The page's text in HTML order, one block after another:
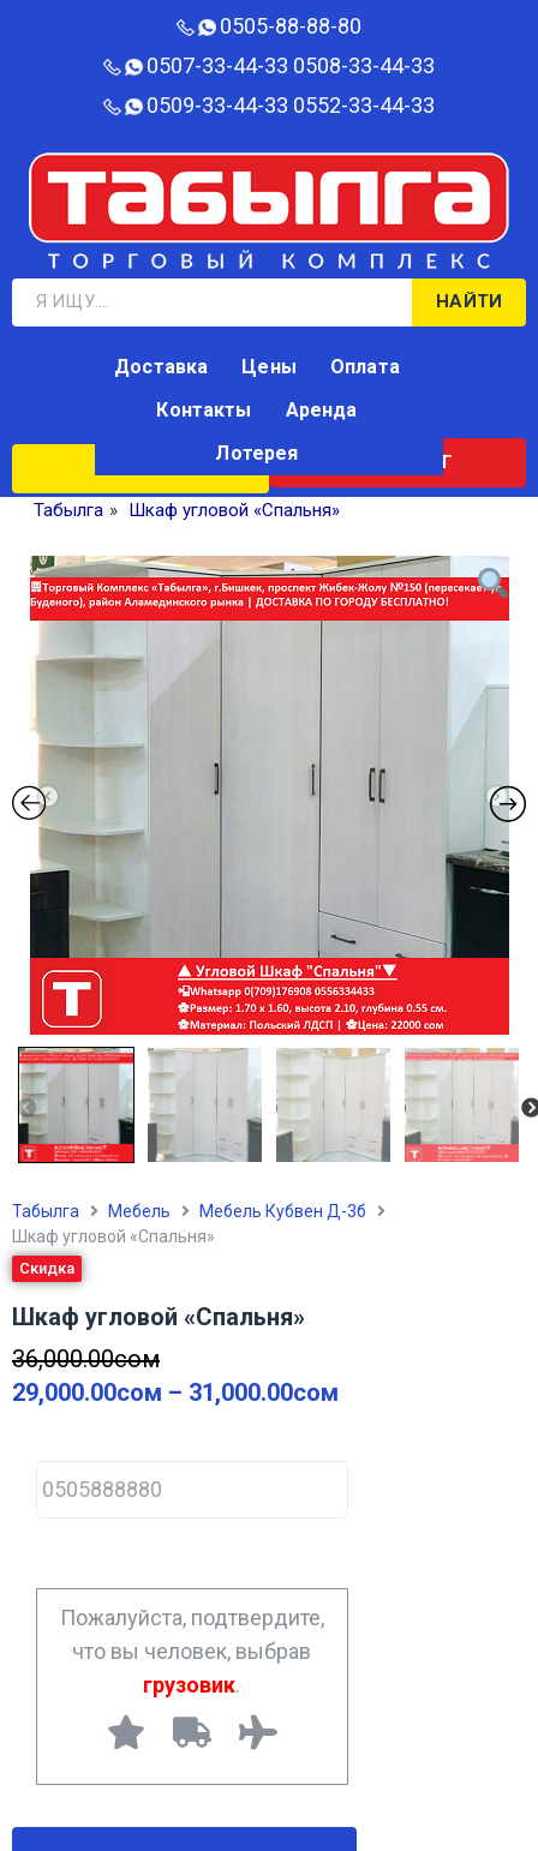
0505-88-88-80‬
0507-33-44-33 0508-33-44-33
0509-33-44-33 0552-33-44-33
НАЙТИ
КАТАЛОГ
Доставка Цены
Оплата
Контакты
Аренда
Лотерея
Табылга » Шкаф угловой «Спальня»
Табылга Мебель
Мебель Кубвен Д-3б
Шкаф угловой «Спальня»
Скидка
Шкаф угловой «Спальня»
36,000.00сом
29,000.00сом – 31,000.00сом
h
*
Пожалуйста, подтвердите,
что вы человек, выбрав
грузовик.